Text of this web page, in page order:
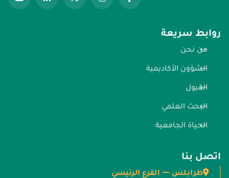
روابط سريعة
من نحن
الشؤون الأكاديمية
القبول
البحث العلمي
الحياة الجامعية
اتصل بنا
طرابلس — الفرع الرئيسي